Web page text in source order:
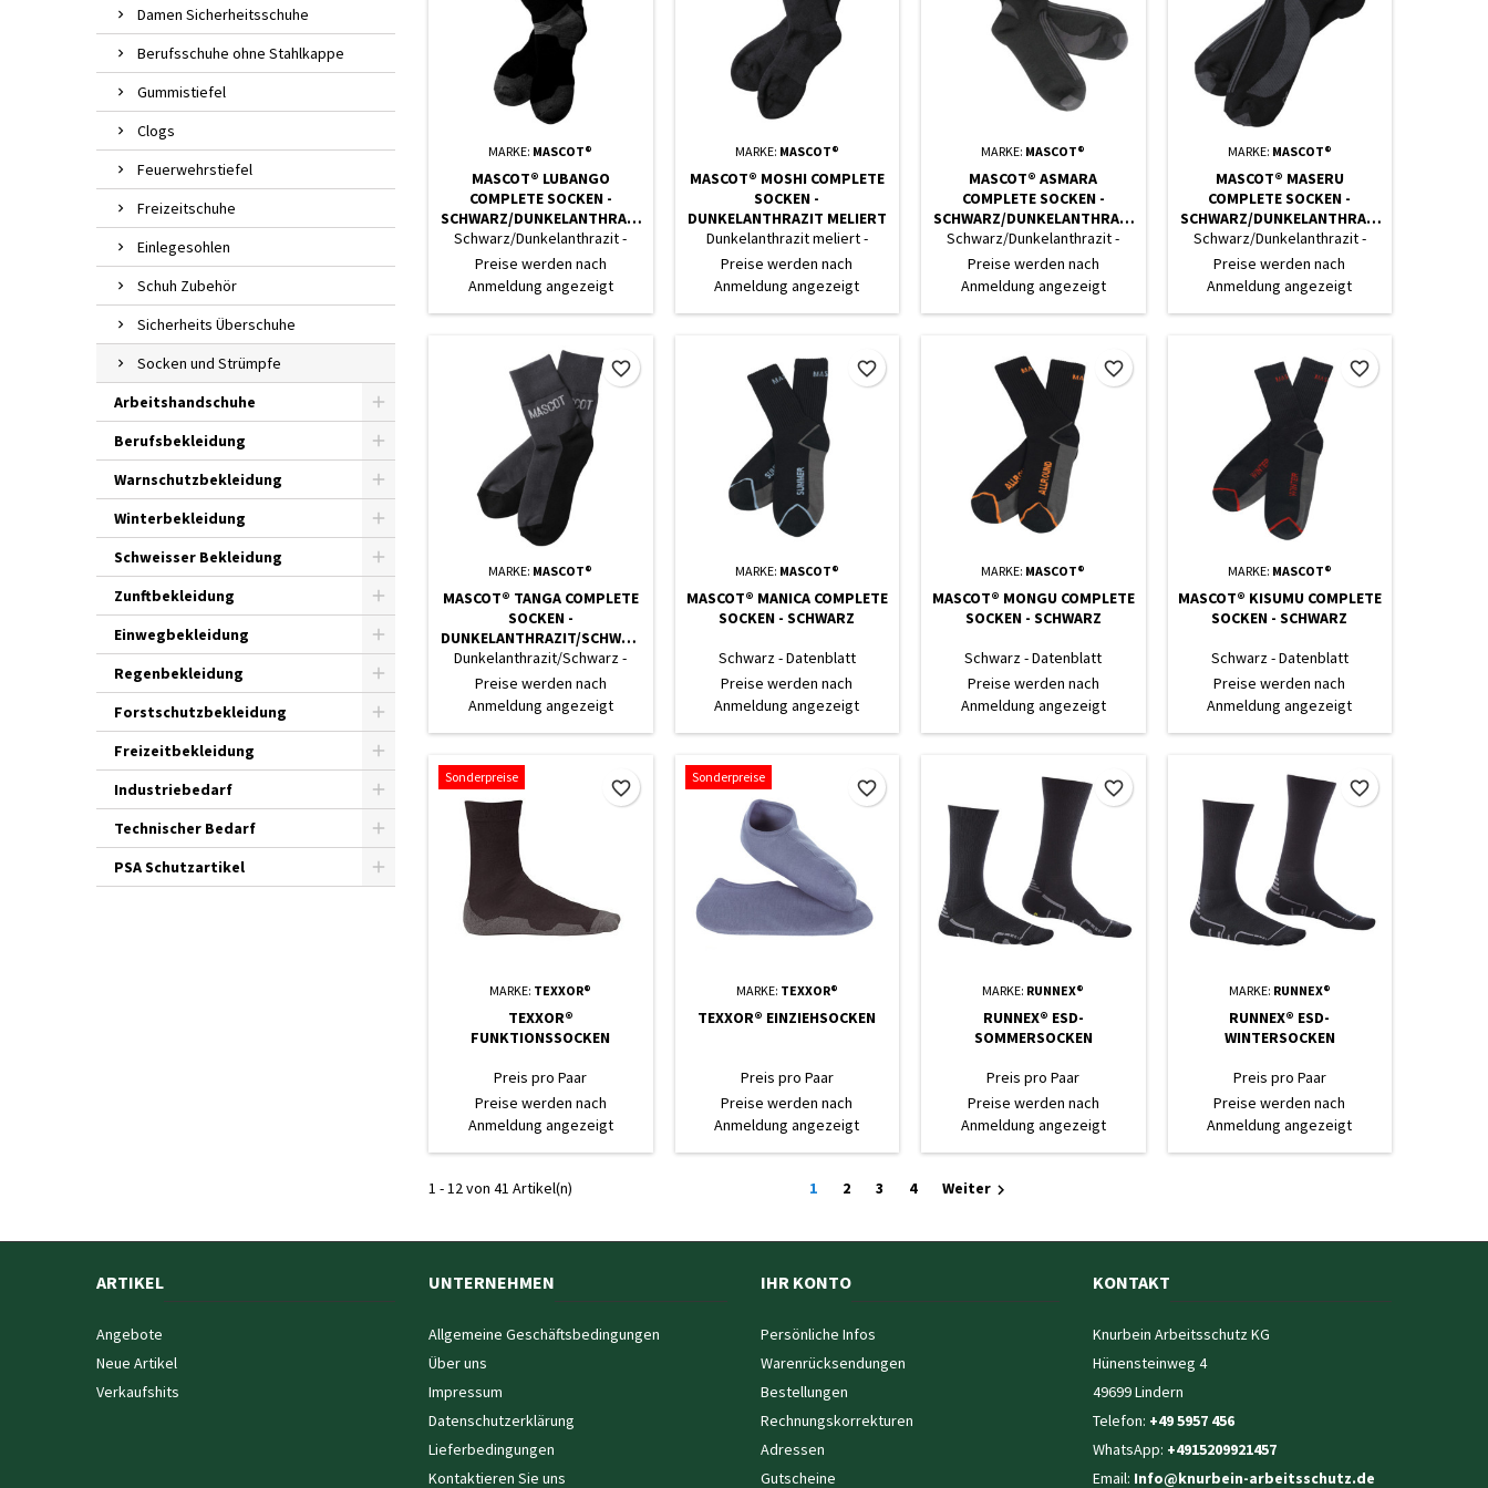
Damen Sicherheitsschuhe
Berufsschuhe ohne Stahlkappe
Gummistiefel
Clogs
Feuerwehrstiefel
Freizeitschuhe
Einlegesohlen
Schuh Zubehör
Sicherheits Überschuhe
Socken und Strümpfe
Arbeitshandschuhe
Berufsbekleidung
Warnschutzbekleidung
Winterbekleidung
Schweisser Bekleidung
Zunftbekleidung
Einwegbekleidung
Regenbekleidung
Forstschutzbekleidung
Freizeitbekleidung
Industriebedarf
Technischer Bedarf
PSA Schutzartikel
MARKE: MASCOT®
MASCOT® LUBANGO
COMPLETE SOCKEN -
SCHWARZ/DUNKELANTHRAZI
T
Schwarz/Dunkelanthrazit -
Datenblatt
Preise werden nach
Anmeldung angezeigt
MARKE: MASCOT®
MASCOT® MOSHI COMPLETE
SOCKEN -
DUNKELANTHRAZIT MELIERT
Dunkelanthrazit meliert -
Datenblatt
Preise werden nach
Anmeldung angezeigt
MARKE: MASCOT®
MASCOT® ASMARA
COMPLETE SOCKEN -
SCHWARZ/DUNKELANTHRAZI
T
Schwarz/Dunkelanthrazit -
Datenblatt
Preise werden nach
Anmeldung angezeigt
MARKE: MASCOT®
MASCOT® MASERU
COMPLETE SOCKEN -
SCHWARZ/DUNKELANTHRAZI
T
Schwarz/Dunkelanthrazit -
Datenblatt
Preise werden nach
Anmeldung angezeigt
MARKE: MASCOT®
MASCOT® TANGA COMPLETE
SOCKEN -
DUNKELANTHRAZIT/SCHWAR
Z
Dunkelanthrazit/Schwarz -
Datenblatt
Preise werden nach
Anmeldung angezeigt
favorite_border
MARKE: MASCOT®
MASCOT® MANICA COMPLETE
SOCKEN - SCHWARZ
Schwarz - Datenblatt
Preise werden nach
Anmeldung angezeigt
favorite_border
MARKE: MASCOT®
MASCOT® MONGU COMPLETE
SOCKEN - SCHWARZ
Schwarz - Datenblatt
Preise werden nach
Anmeldung angezeigt
favorite_border
MARKE: MASCOT®
MASCOT® KISUMU COMPLETE
SOCKEN - SCHWARZ
Schwarz - Datenblatt
Preise werden nach
Anmeldung angezeigt
favorite_border
Sonderpreise
MARKE: TEXXOR®
TEXXOR®
FUNKTIONSSOCKEN
Preis pro Paar
Preise werden nach
Anmeldung angezeigt
favorite_border
Sonderpreise
MARKE: TEXXOR®
TEXXOR® EINZIEHSOCKEN
Preis pro Paar
Preise werden nach
Anmeldung angezeigt
favorite_border
MARKE: RUNNEX®
RUNNEX® ESD-
SOMMERSOCKEN
Preis pro Paar
Preise werden nach
Anmeldung angezeigt
favorite_border
MARKE: RUNNEX®
RUNNEX® ESD-
WINTERSOCKEN
Preis pro Paar
Preise werden nach
Anmeldung angezeigt
favorite_border
1 - 12 von 41 Artikel(n) 1 2 3 4 Weiter 
ARTIKEL
Angebote
Neue Artikel
Verkaufshits
UNTERNEHMEN
Allgemeine Geschäftsbedingungen
Über uns
Impressum
Datenschutzerklärung
Lieferbedingungen
Kontaktieren Sie uns
IHR KONTO
Persönliche Infos
Warenrücksendungen
Bestellungen
Rechnungskorrekturen
Adressen
Gutscheine
KONTAKT
Knurbein Arbeitsschutz KG
Hünensteinweg 4
49699 Lindern
Telefon: +49 5957 456
WhatsApp: +4915209921457
Email: Info@knurbein-arbeitsschutz.de